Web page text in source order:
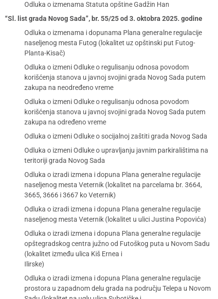
Odluka o izmenama Statuta opštine Gadžin Han
“Sl. list grada Novog Sada”, br. 55/25 od 3. oktobra 2025. godine
Odluka o izmenama i dopunama Plana generalne regulacije
naseljenog mesta Futog (lokalitet uz opštinski put Futog-
Planta-Kisač)
Odluka o izmeni Odluke o regulisanju odnosa povodom
korišćenja stanova u javnoj svojini grada Novog Sada putem
zakupa na neodređeno vreme
Odluka o izmeni Odluke o regulisanju odnosa povodom
korišćenja stanova u javnoj svojini grada Novog Sada putem
zakupa na određeno vreme
Odluka o izmeni Odluke o socijalnoj zaštiti grada Novog Sada
Odluka o izmeni Odluke o upravljanju javnim parkiralištima na
teritoriji grada Novog Sada
Odluka o izradi izmena i dopuna Plana generalne regulacije
naseljenog mesta Veternik (lokalitet na parcelama br. 3664,
3665, 3666 i 3667 ko Veternik)
Odluka o izradi izmena i dopuna Plana generalne regulacije
naseljenog mesta Veternik (lokalitet u ulici Justina Popovića)
Odluka o izradi izmena i dopuna Plana generalne regulacije
opštegradskog centra južno od Futoškog puta u Novom Sadu
(lokalitet između ulica Kiš Ernea i
Ilirske)
Odluka o izradi izmena i dopuna Plana generalne regulacije
prostora u zapadnom delu grada na području Telepa u Novom